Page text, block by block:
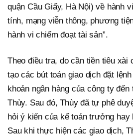
quận Cầu Giấy, Hà Nội) về hành
tính, mạng viễn thông, phương
hành vi chiếm đoạt tài sản”.
Theo điều tra, do cần tiền tiêu xài
tạo các bút toán giao dịch đặt
khoản ngân hàng của công ty đến
Thùy. Sau đó, Thùy đã tự phê
hỏi ý kiến của kế toán trưởng hay
Sau khi thực hiện các giao dịch,